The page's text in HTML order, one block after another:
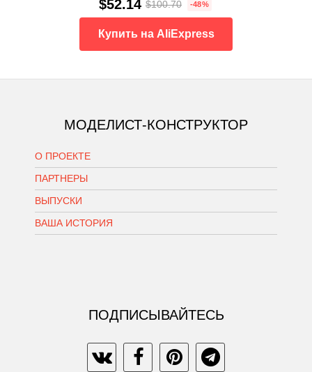
$52.14 $100.70 -48%
Купить на AliExpress
МОДЕЛИСТ-КОНСТРУКТОР
О ПРОЕКТЕ
ПАРТНЕРЫ
ВЫПУСКИ
ВАША ИСТОРИЯ
ПОДПИСЫВАЙТЕСЬ